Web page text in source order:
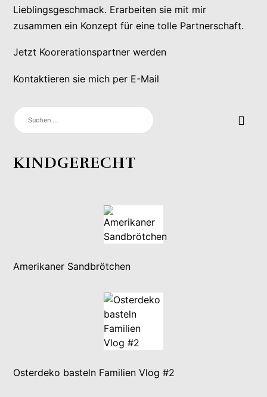
Lieblingsgeschmack. Erarbeiten sie mit mir
zusammen ein Konzept für eine tolle Partnerschaft.
Jetzt Koorerationspartner werden
Kontaktieren sie mich per E-Mail
SUCHEN
NACH:
KINDGERECHT
Amerikaner Sandbrötchen
Osterdeko basteln Familien Vlog #2